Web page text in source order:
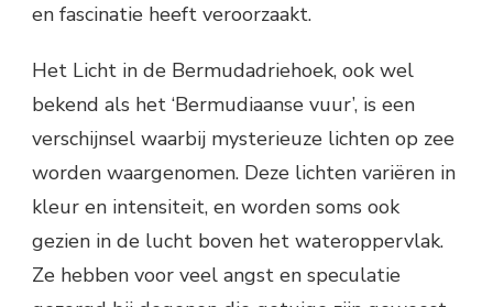
en fascinatie heeft veroorzaakt.
Het Licht in de Bermudadriehoek, ook wel
bekend als het ‘Bermudiaanse vuur’, is een
verschijnsel waarbij mysterieuze lichten op zee
worden waargenomen. Deze lichten variëren in
kleur en intensiteit, en worden soms ook
gezien in de lucht boven het wateroppervlak.
Ze hebben voor veel angst en speculatie